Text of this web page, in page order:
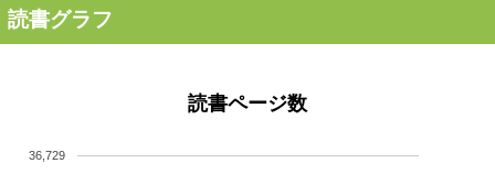
読書グラフ
読書ページ数
36,729